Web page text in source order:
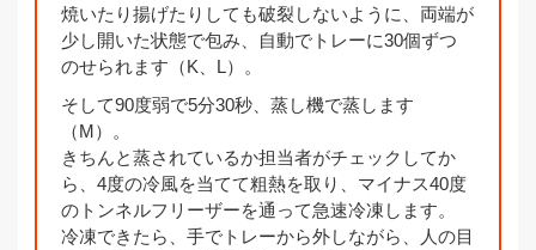
焼いたり揚げたりしても破裂しないように、両端が
少し開いた状態で包み、自動でトレーに30個ずつ
のせられます（K、L）。
そして90度弱で5分30秒、蒸し機で蒸します
（M）。
きちんと蒸されているか担当者がチェックしてか
ら、4度の冷風を当てて粗熱を取り、マイナス40度
のトンネルフリーザーを通って急速冷凍します。
冷凍できたら、手でトレーから外しながら、人の目